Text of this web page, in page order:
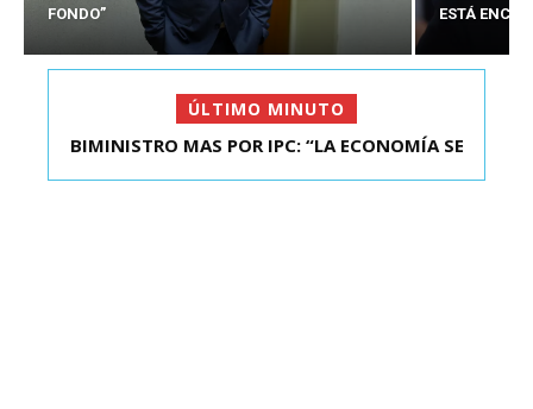
FONDO”
ESTÁ
ÚLTIMO MINUTO
KAST SE REUNIÓ CON EL PRESIDENTE ELECTO DE
BIMINISTRO MAS POR IPC: “LA ECONOMÍA SE